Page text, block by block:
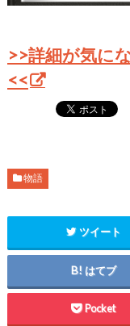
>>詳細が気に
<<
物語
ツイート
はてブ
Pocket